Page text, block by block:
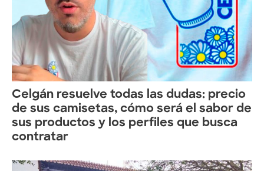
Celgán resuelve todas las dudas: precio
de sus camisetas, cómo será el sabor de
sus productos y los perfiles que busca
contratar